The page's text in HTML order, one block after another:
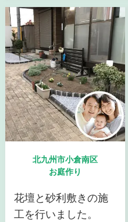
北九州市小倉南区
お庭作り
花壇と砂利敷きの施
工を行いました。